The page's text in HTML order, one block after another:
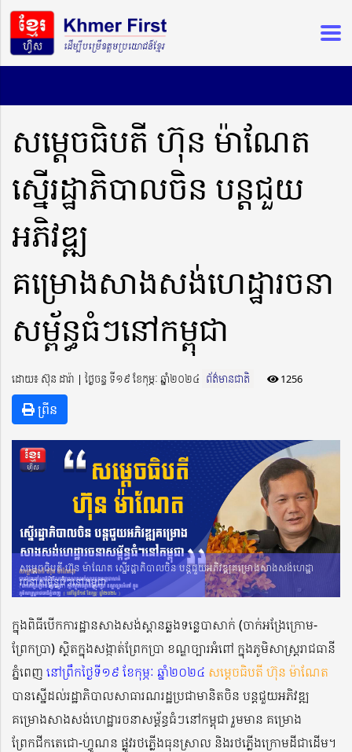
សម្តេចធិបតី ហ៊ុន ម៉ាណែត
ស្នើរដ្ឋាភិបាលចិន បន្តជួយ
អភិវឌ្ឍ
គម្រោងសាងសង់ហេដ្ឋារចនា
សម្ព័ន្ធធំៗនៅកម្ពុជា
ដោយ៖ ស៊ុន ដារ៉ា ​​ | ថ្ងៃចន្ទ ទី១៩ ខែកុម្ភៈ ឆ្នាំ២០២៤ ព័ត៌មានជាតិ 1256
ព្រីន
សម្តេចធិបតី ហ៊ុន ម៉ាណែត ស្នើរដ្ឋាភិបាលចិន បន្តជួយអភិវឌ្ឍគម្រោងសាងសង់ហេដ្ឋា
រចនាសម្ព័ន្ធធំៗនៅកម្ពុជា
ក្នុងពិធីបើកការដ្ឋានសាងសង់ស្ពានឆ្លងទន្លេបាសាក់ (ចាក់អង្រែក្រោម-
ព្រែកប្រា) ស្ថិតក្នុងសង្កាត់ព្រែកប្រា ខណ្ឌច្បារអំពៅ ក្នុងភូមិសាស្រ្តរាជធានី
ភ្នំពេញ នៅព្រឹកថ្ងៃទី១៩ ខែកុម្ភៈ ឆ្នាំ២០២៤ សម្តេចធិបតី ហ៊ុន ម៉ាណែត
បានស្នើដល់រដ្ឋាភិបាលសាធារណរដ្ឋប្រជាមានិតចិន បន្តជួយអភិវឌ្ឍ
គម្រោងសាងសង់ហេដ្ឋារចនាសម្ព័ន្ធធំៗនៅកម្ពុជា រួមមាន គម្រោង
ព្រែកជីកតេជោ-ហ្វូណន ផ្លូវរថភ្លើងធុនស្រាល និងរថភ្លើងក្រោមដីជាដើម។